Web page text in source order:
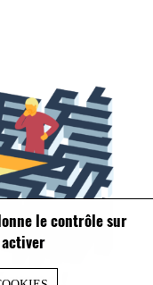
le contrôle sur